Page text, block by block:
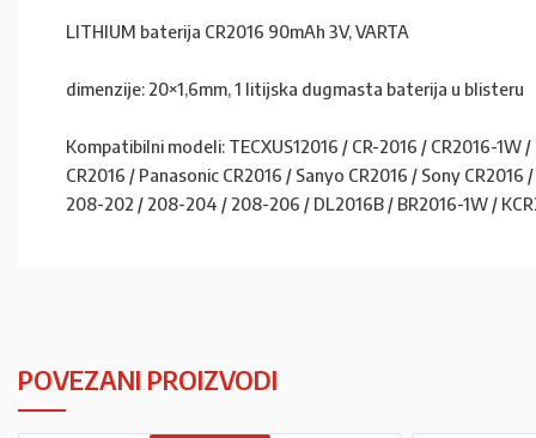
LITHIUM baterija CR2016 90mAh 3V, VARTA
dimenzije: 20×1,6mm, 1 litijska dugmasta baterija u blisteru
Kompatibilni modeli: TECXUS12016 / CR-2016 / CR2016-1W
CR2016 / Panasonic CR2016 / Sanyo CR2016 / Sony
208-202 / 208-204 / 208-206 / DL2016B / BR2016-1W /
POVEZANI PROIZVODI